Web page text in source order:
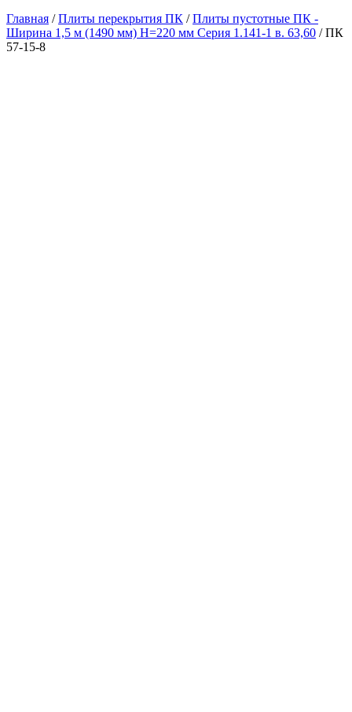
Главная /Плиты перекрытия ПК /Плиты пустотные ПК -
Ширина 1,5 м (1490 мм) H=220 мм Серия 1.141-1 в. 63,60 / ПК
57-15-8